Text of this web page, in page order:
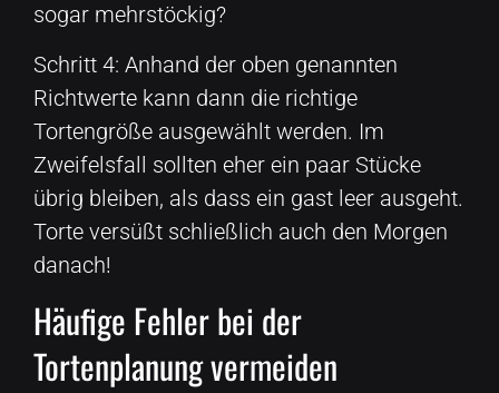
sogar mehrstöckig?
Schritt 4: Anhand der oben genannten
Richtwerte kann dann die richtige
Tortengröße ausgewählt werden. Im
Zweifelsfall sollten eher ein paar Stücke
übrig bleiben, als dass ein gast leer ausgeht.
Torte versüßt schließlich auch den Morgen
danach!
Häufige Fehler bei der
Tortenplanung vermeiden